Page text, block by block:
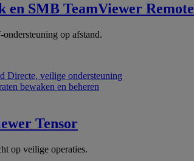
en SMB TeamViewer Remote
op afstand.
Directe, veilige ondersteuning
bewaken en beheren
Tensor
op veilige operaties.